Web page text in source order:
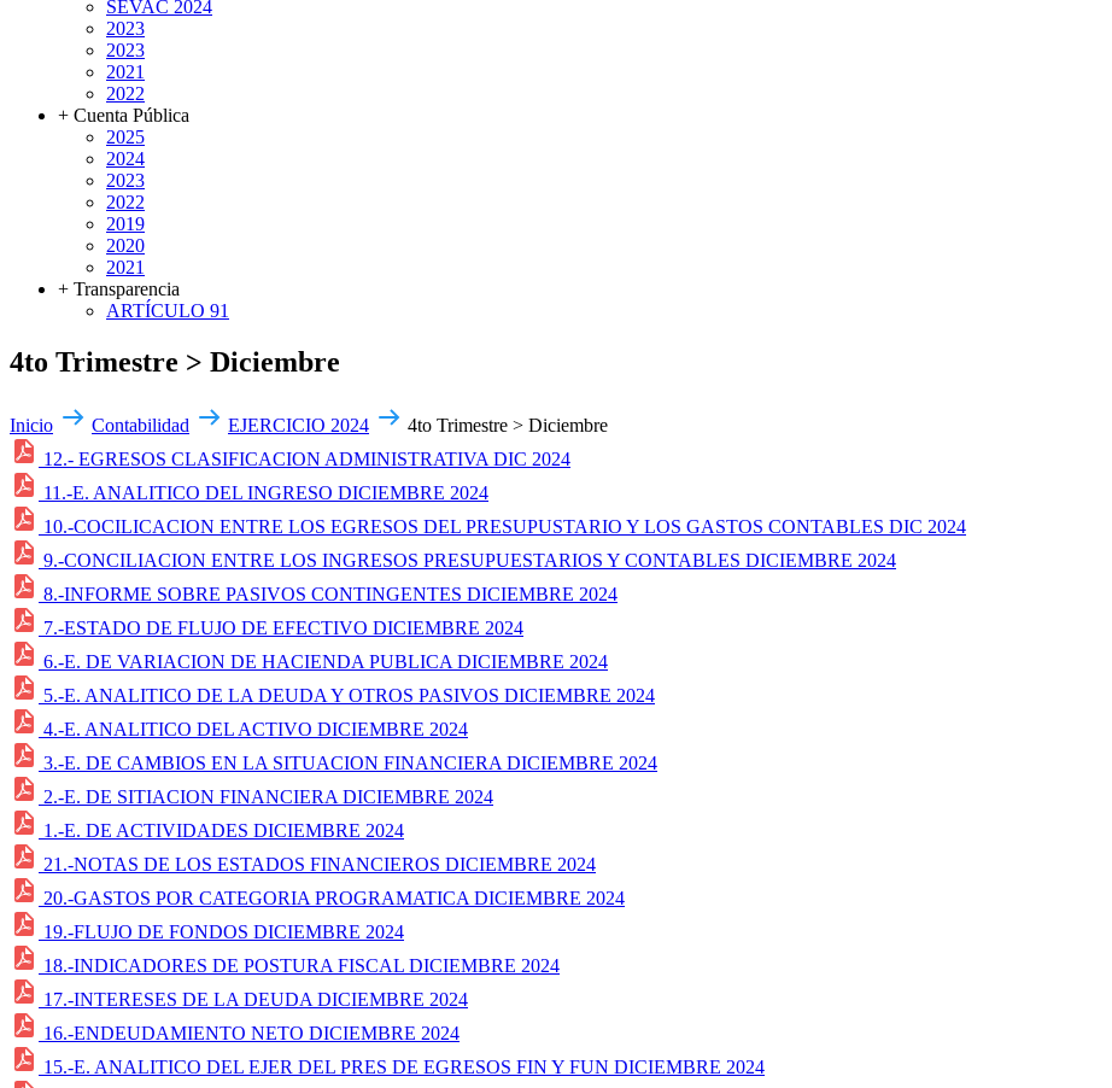
SEVAC 2024
2023
2023
2021
2022
+ Cuenta Pública
2025
2024
2023
2022
2019
2020
2021
+ Transparencia
ARTÍCULO 91
4to Trimestre > Diciembre
Inicio Contabilidad EJERCICIO 2024
4to Trimestre > Diciembre
12.- EGRESOS CLASIFICACION ADMINISTRATIVA DIC 2024
11.-E. ANALITICO DEL INGRESO DICIEMBRE 2024
10.-COCILICACION ENTRE LOS EGRESOS DEL PRESUPUSTARIO Y LOS GASTOS CONTABLES DIC 2024
9.-CONCILIACION ENTRE LOS INGRESOS PRESUPUESTARIOS Y CONTABLES DICIEMBRE 2024
8.-INFORME SOBRE PASIVOS CONTINGENTES DICIEMBRE 2024
7.-ESTADO DE FLUJO DE EFECTIVO DICIEMBRE 2024
6.-E. DE VARIACION DE HACIENDA PUBLICA DICIEMBRE 2024
5.-E. ANALITICO DE LA DEUDA Y OTROS PASIVOS DICIEMBRE 2024
4.-E. ANALITICO DEL ACTIVO DICIEMBRE 2024
3.-E. DE CAMBIOS EN LA SITUACION FINANCIERA DICIEMBRE 2024
2.-E. DE SITIACION FINANCIERA DICIEMBRE 2024
1.-E. DE ACTIVIDADES DICIEMBRE 2024
21.-NOTAS DE LOS ESTADOS FINANCIEROS DICIEMBRE 2024
20.-GASTOS POR CATEGORIA PROGRAMATICA DICIEMBRE 2024
19.-FLUJO DE FONDOS DICIEMBRE 2024
18.-INDICADORES DE POSTURA FISCAL DICIEMBRE 2024
17.-INTERESES DE LA DEUDA DICIEMBRE 2024
16.-ENDEUDAMIENTO NETO DICIEMBRE 2024
15.-E. ANALITICO DEL EJER DEL PRES DE EGRESOS FIN Y FUN DICIEMBRE 2024